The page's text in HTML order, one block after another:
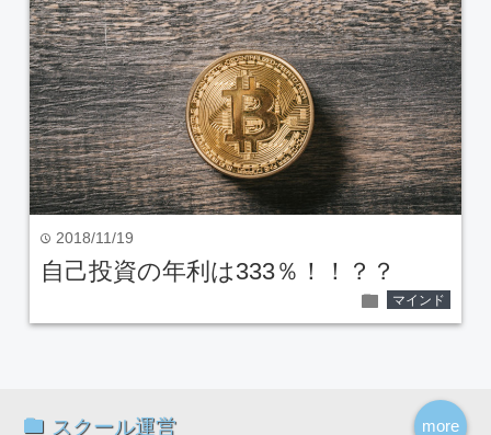
time 2018/11/19
自己投資の年利は333％！！？？
folder マインド
more
スクール運営